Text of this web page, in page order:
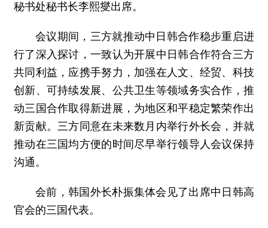
秘书处秘书长李熙燮出席。
会议期间，三方就推动中日韩合作稳步重启进
行了深入探讨，一致认为开展中日韩合作符合三方
共同利益，应携手努力，加强在人文、经贸、科技
创新、可持续发展、公共卫生等领域务实合作，推
动三国合作取得新进展，为地区和平稳定繁荣作出
新贡献。三方同意在未来数月内举行外长会，并就
推动在三国均方便的时间尽早举行领导人会议保持
沟通。
会前，韩国外长朴振集体会见了出席中日韩高
官会的三国代表。